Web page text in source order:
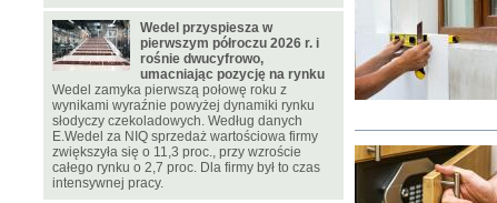
Wedel przyspiesza w
pierwszym półroczu 2026 r. i
rośnie dwucyfrowo,
umacniając pozycję na rynku
Wedel zamyka pierwszą połowę roku z
wynikami wyraźnie powyżej dynamiki rynku
słodyczy czekoladowych. Według danych
E.Wedel za NIQ sprzedaż wartościowa firmy
zwiększyła się o 11,3 proc., przy wzroście
całego rynku o 2,7 proc. Dla firmy był to czas
intensywnej pracy.